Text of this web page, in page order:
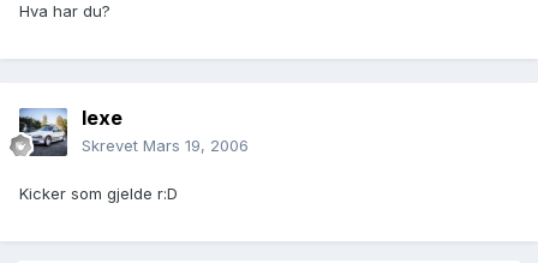
Hva har du?
lexe
Skrevet Mars 19, 2006
Kicker som gjelde r:D